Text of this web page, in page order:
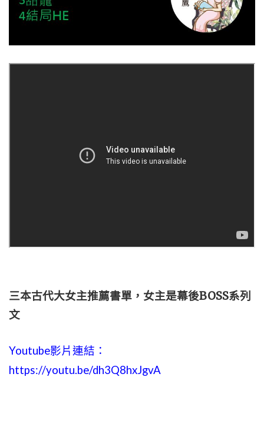
三本古代大女主推薦書單，女主是幕後BOSS系列
文
Youtube影片連結：
https://youtu.be/dh3Q8hxJgvA